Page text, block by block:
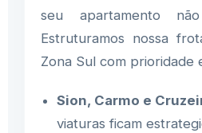
seu apartamento
Estruturamos nossa
Zona Sul com prioridade
Sion, Carmo e
viaturas ficam